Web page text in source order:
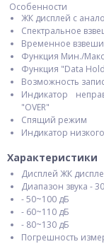
Особенности
ЖК дисплей с
Спектральное
Временное
Функция Mин./
Функция "Data
Возможность
Индикатор
"OVER"
Спящий режим
Индикатор
Характеристики
Дисплей ЖК
Диапазон звука -
- 50~100 дБ
- 60~110 дБ
- 80~130 дБ
Погрешность